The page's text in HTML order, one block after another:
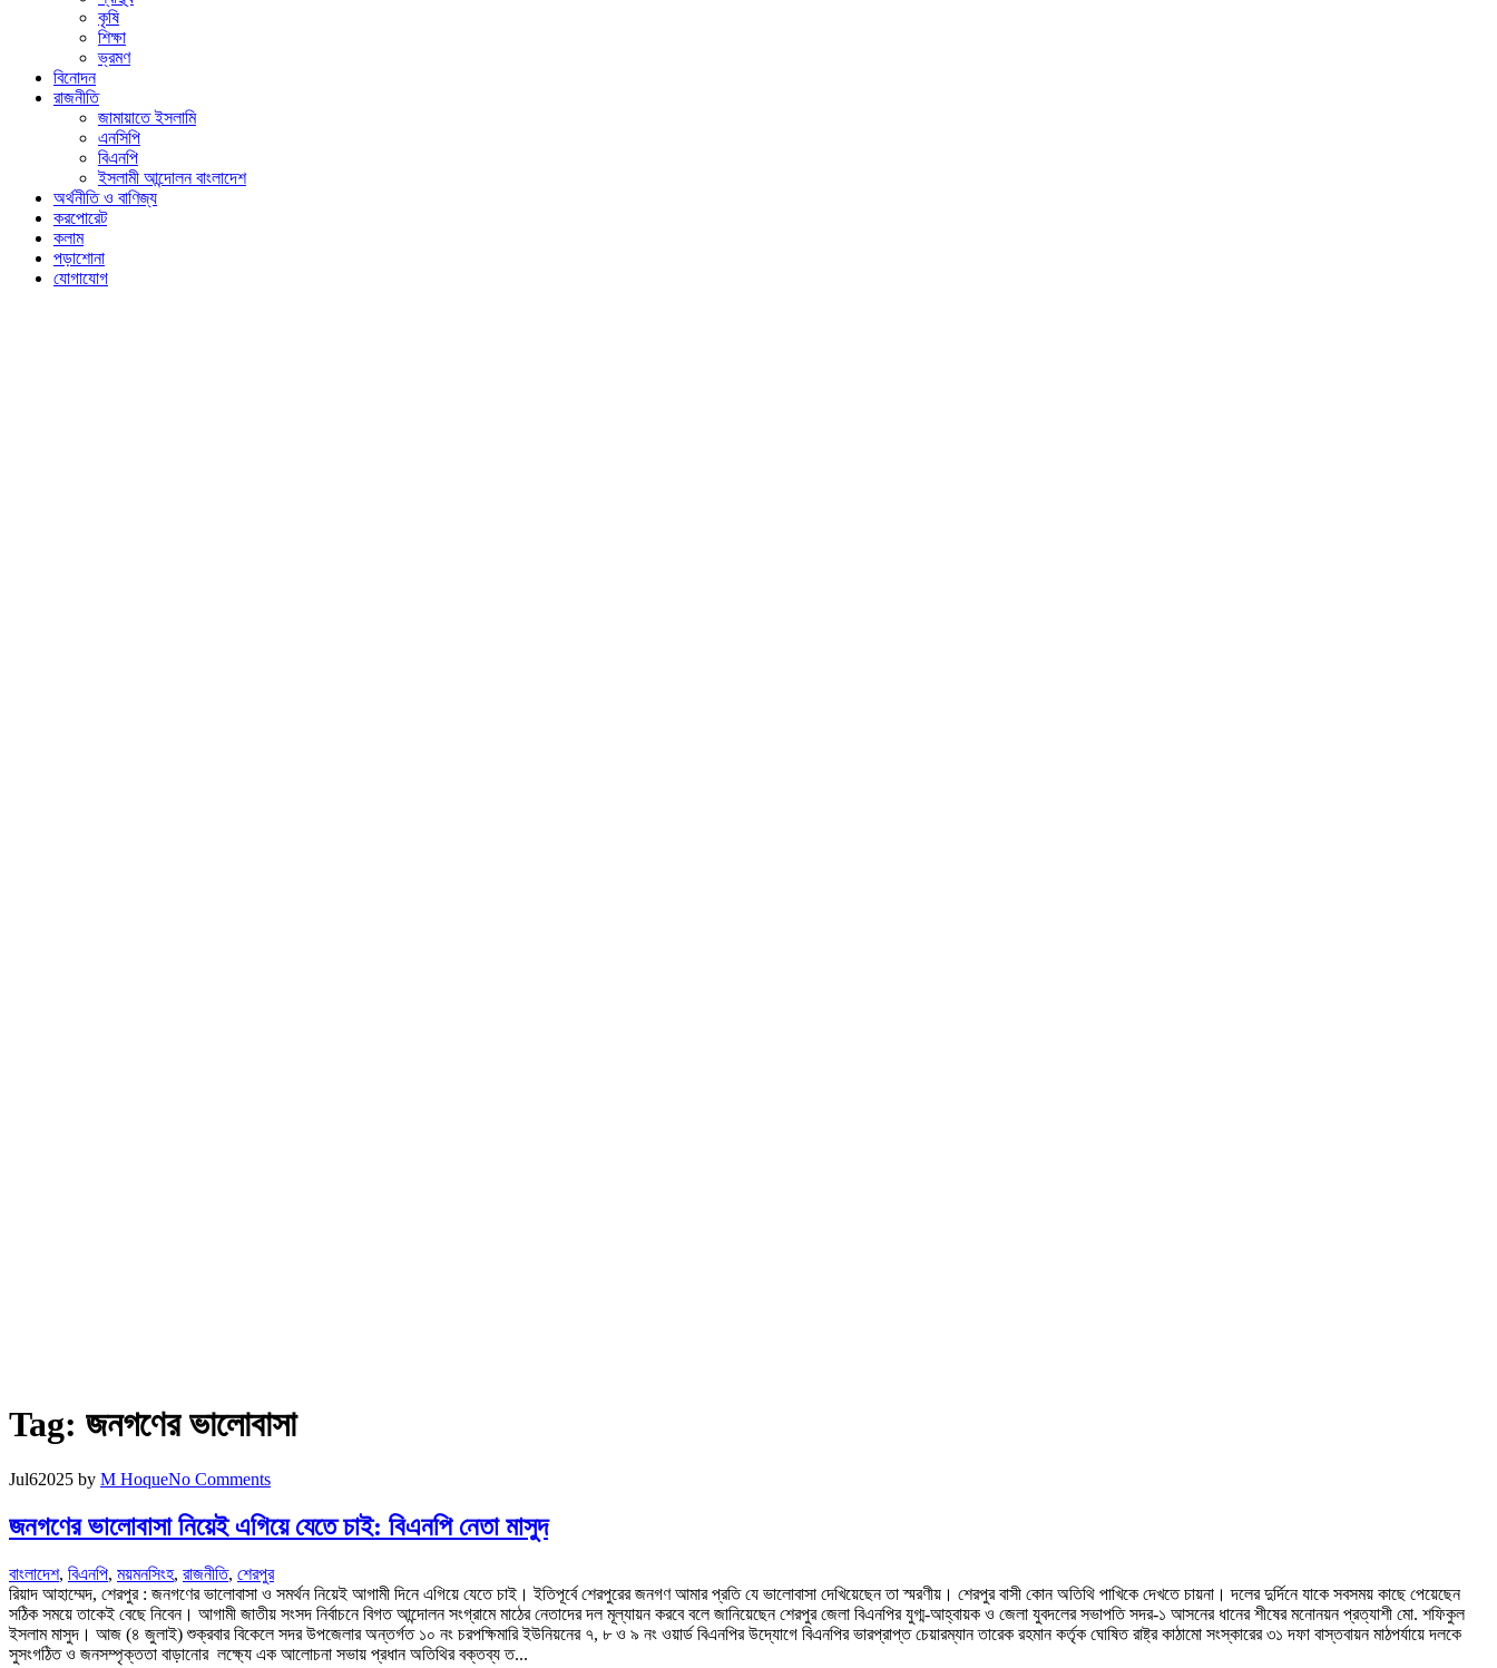
কৃষি
শিক্ষা
ভ্রমণ
বিনোদন
রাজনীতি
জামায়াতে ইসলামি
এনসিপি
বিএনপি
ইসলামী আন্দোলন বাংলাদেশ
অর্থনীতি ও বাণিজ্য
করপোরেট
কলাম
পড়াশোনা
যোগাযোগ
Tag: জনগণের ভালোবাসা
Jul62025 by M HoqueNo Comments
জনগণের ভালোবাসা নিয়েই এগিয়ে যেতে চাই: বিএনপি নেতা মাসুদ
বাংলাদেশ, বিএনপি, ময়মনসিংহ, রাজনীতি, শেরপুর
রিয়াদ আহাম্মেদ, শেরপুর : জনগণের ভালোবাসা ও সমর্থন নিয়েই আগামী দিনে এগিয়ে যেতে চাই। ইতিপূর্বে শেরপুরের জনগণ আমার প্রতি যে ভালোবাসা দেখিয়েছেন তা স্মরণীয়। শেরপুর বাসী কোন অতিথি পাখিকে দেখতে চায়না। দলের দুর্দিনে যাকে সবসময় কাছে পেয়েছেন
সঠিক সময়ে তাকেই বেছে নিবেন। আগামী জাতীয় সংসদ নির্বাচনে বিগত আন্দোলন সংগ্রামে মাঠের নেতাদের দল মূল্যায়ন করবে বলে জানিয়েছেন শেরপুর জেলা বিএনপির যুগ্ম-আহ্বায়ক ও জেলা যুবদলের সভাপতি সদর-১ আসনের ধানের শীষের মনোনয়ন প্রত্যাশী মো. শফিকুল
ইসলাম মাসুদ। আজ (৪ জুলাই) শুক্রবার বিকেলে সদর উপজেলার অন্তর্গত ১০ নং চরপক্ষিমারি ইউনিয়নের ৭, ৮ ও ৯ নং ওয়ার্ড বিএনপির উদ্যোগে বিএনপির ভারপ্রাপ্ত চেয়ারম্যান তারেক রহমান কর্তৃক ঘোষিত রাষ্ট্র কাঠামো সংস্কারের ৩১ দফা বাস্তবায়ন মাঠপর্যায়ে দলকে
সুসংগঠিত ও জনসম্পৃক্ততা বাড়ানোর লক্ষ্যে এক আলোচনা সভায় প্রধান অতিথির বক্তব্য ত...